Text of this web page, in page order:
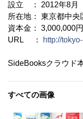
設立 ： 2012年8月
所在地： 東京都中
資本金： 3,000,000円
URL ：
http://
SideBooksクラウド
すべての画像